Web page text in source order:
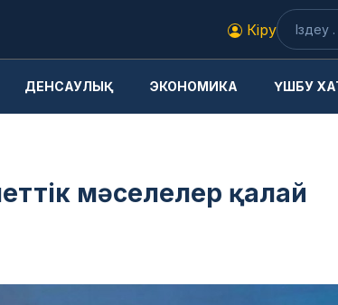
Кіру
ДЕНСАУЛЫҚ ЭКОНОМИКА ҮШБУ
мәселелер қалай